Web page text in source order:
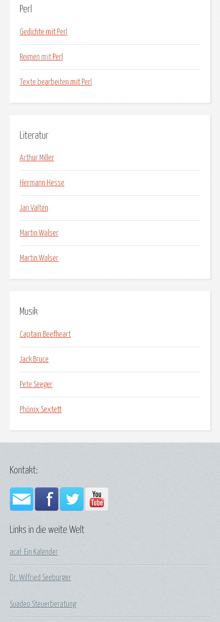
Perl
Gedichte mit Perl
Reimen mit Perl
Texte bearbeiten mit Perl
Literatur
Arthur Miller
Hermann Hesse
Jan Valten
Martin Walser
Martin Walser
Musik
Captain Beefheart
Jack Bruce
Pete Seeger
Phönix Sextett
Links in die weite Welt
acal: Ein Kalender
Dr. Wilfried Seeburger
Suadeo Steuerberatung
Kontakt: